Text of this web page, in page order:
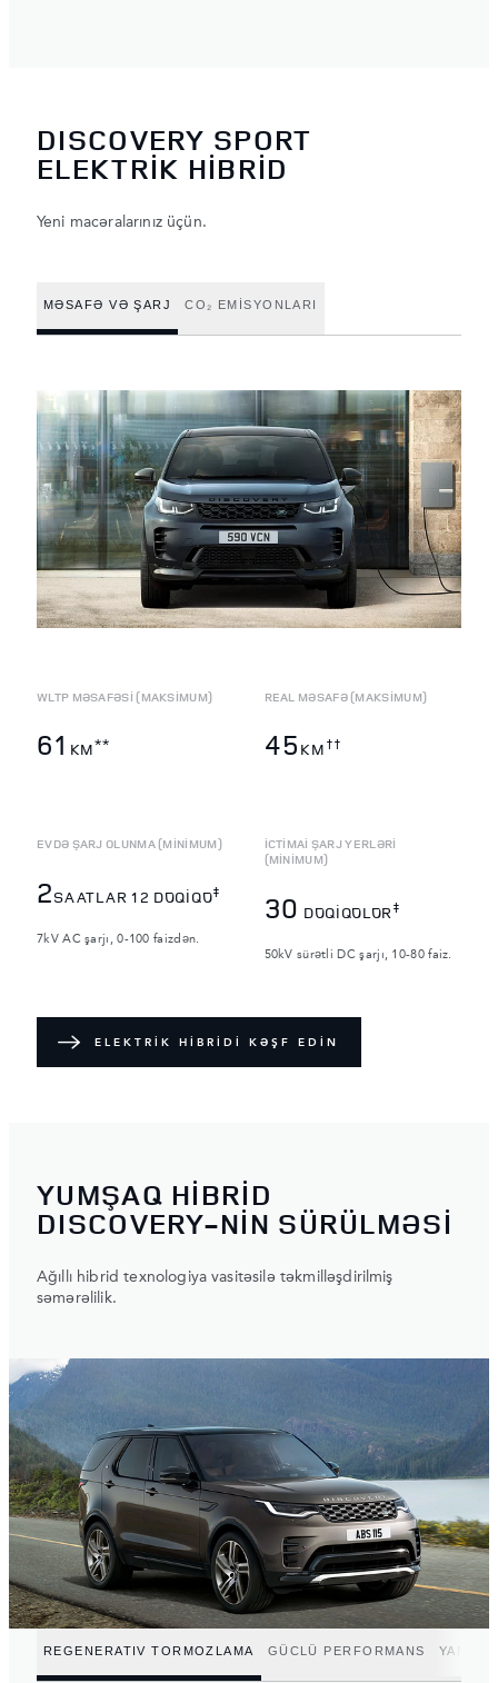
DISCOVERY SPORT
ELEKTRİK HİBRİD
Yeni macəralarınız üçün.
MƏSAFƏ VƏ ŞARJ CO₂ EMİSYONLARI
WLTP MƏSAFƏSİ (MAKSİMUM)
61 KM**
REAL MƏSAFƏ (MAKSİMUM)
45 KM ††
EVDƏ ŞARJ OLUNMA (MİNİMUM)
2SAATLAR 12 DƏQİQƏ‡
7kV AC şarjı, 0-100 faizdən.
İCTİMAİ ŞARJ YERLƏRİ
(MİNİMUM)
30 DƏQİQƏLƏR ‡
50kV sürətli DC şarjı, 10-80 faiz.
ELEKTRİK HİBRİDİ KƏŞF EDİN
YUMŞAQ HİBRİD
DISCOVERY-NİN SÜRÜLMƏSİ
Ağıllı hibrid texnologiya vasitəsilə təkmilləşdirilmiş
səmərəlilik.
REGENERATIV TORMOZLAMA GÜCLÜ PERFORMANS